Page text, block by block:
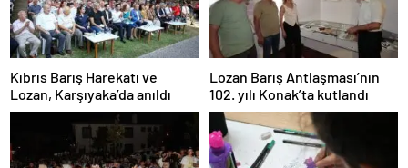
Kıbrıs Barış Harekatı ve
Lozan, Karşıyaka’da anıldı
Lozan Barış Antlaşması’nın
102. yılı Konak’ta kutlandı